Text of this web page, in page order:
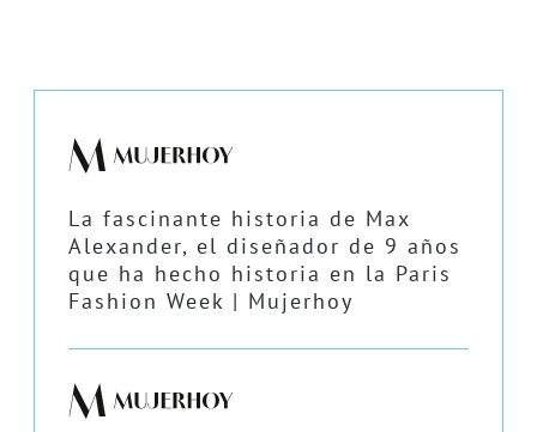
La fascinante historia de Max
Alexander, el diseñador de 9 años
que ha hecho historia en la Paris
Fashion Week | Mujerhoy